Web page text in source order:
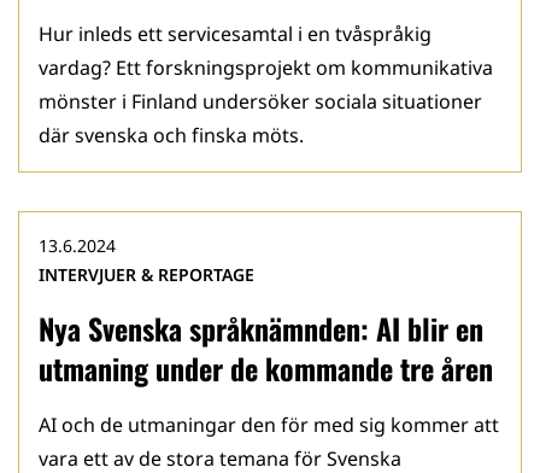
Hur inleds ett servicesamtal i en tvåspråkig
vardag? Ett forskningsprojekt om kommunikativa
mönster i Finland undersöker sociala situationer
där svenska och finska möts.
Nya Svenska språknämnden: AI blir en
utmaning under de kommande tre åren
13.6.2024
INTERVJUER & REPORTAGE
AI och de utmaningar den för med sig kommer att
vara ett av de stora temana för Svenska